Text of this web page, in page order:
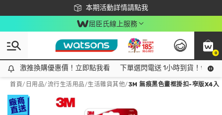
本期活動詳情請點我
下載app最高回饋$350
屈臣氏線上服務
0
激推換購優惠價！立即點我看
激推換購優惠價！立即點我看 下單選閃電送 1小時到貨！領神
首頁/ 日用品/流行生活用品/生活雜貨其他/3M 無痕黑色畫框掛扣-窄版X4入